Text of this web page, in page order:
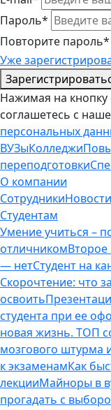
Пароль*
Повторите пароль*
Уже
Нажимая на кнопку
соглашетесь с
персональных
ВУЗыКолледжи
переподготовки
О компании
Сотрудники
Студентам
Умение учиться –
отличникомВторое
— нетСтудент на
Скорочтение: что
освоить
студента при ее
новая жизнь. ТОП
мозгового штурма
к экзаменамКак
лекцииМайноры в
прогадать с